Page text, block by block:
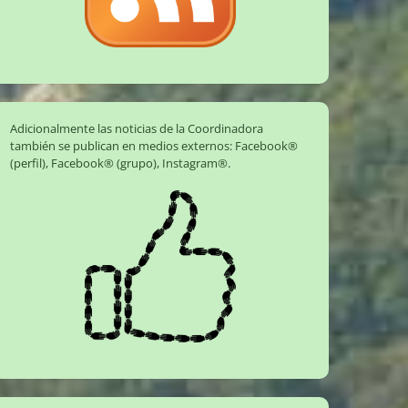
Adicionalmente las noticias de la Coordinadora
también se publican en medios externos: Facebook®
(perfil), Facebook® (grupo), Instagram®.